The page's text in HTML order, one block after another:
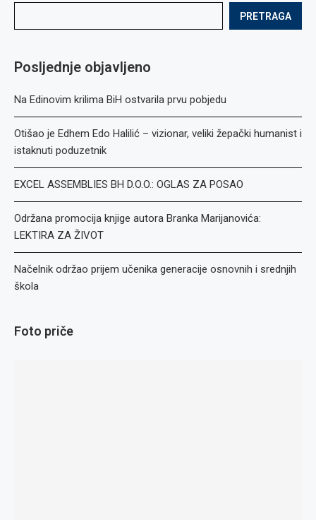
PRETRAGA
Posljednje objavljeno
Na Edinovim krilima BiH ostvarila prvu pobjedu
Otišao je Edhem Edo Halilić – vizionar, veliki žepački humanist i
istaknuti poduzetnik
EXCEL ASSEMBLIES BH D.O.O.: OGLAS ZA POSAO
Održana promocija knjige autora Branka Marijanovića:
LEKTIRA ZA ŽIVOT
Načelnik održao prijem učenika generacije osnovnih i srednjih
škola
Foto priče